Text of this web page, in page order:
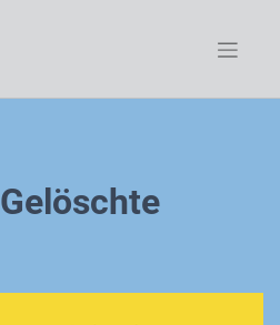
Gelöschte